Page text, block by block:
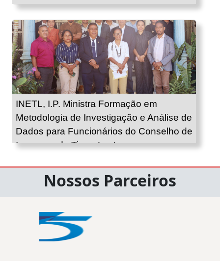
INETL, I.P. Ministra Formação em
Metodologia de Investigação e Análise de
Dados para Funcionários do Conselho de
Imprensa de Timor-Leste
Nossos Parceiros